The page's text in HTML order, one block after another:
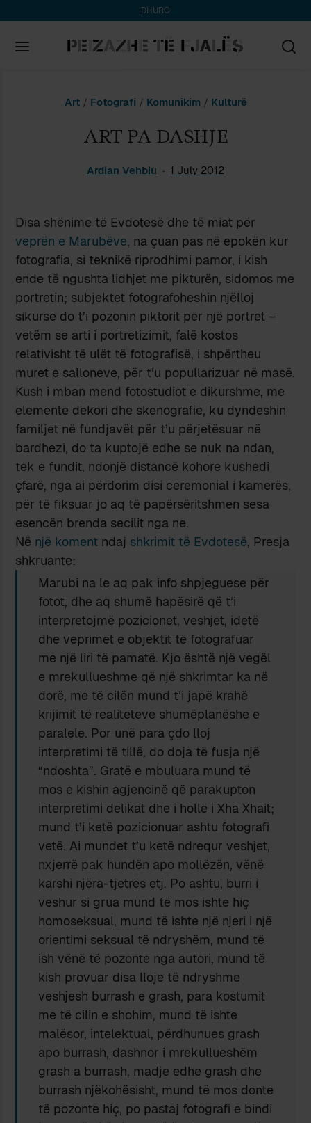
DHURO
Art/ Fotografi / Komunikim / Kulturë
ART PA DASHJE
Ardian Vehbiu 1 July 2012
Disa shënime të Evdotesë dhe të miat për
veprën e Marubëve, na çuan pas në epokën kur
fotografia, si teknikë riprodhimi pamor, i kish
ende të ngushta lidhjet me pikturën, sidomos me
portretin; subjektet fotografoheshin njëlloj
sikurse do t’i pozonin piktorit për një portret –
vetëm se arti i portretizimit, falë kostos
relativisht të ulët të fotografisë, i shpërtheu
muret e salloneve, për t’u popullarizuar në masë.
Kush i mban mend fotostudiot e dikurshme, me
elemente dekori dhe skenografie, ku dyndeshin
familjet në fundjavët për t’u përjetësuar në
bardhezi, do ta kuptojë edhe se nuk na ndan,
tek e fundit, ndonjë distancë kohore kushedi
çfarë, nga ai përdorim disi ceremonial i kamerës,
për të fiksuar jo aq të papërsëritshmen sesa
esencën brenda secilit nga ne.
Në një koment ndaj shkrimit të Evdotesë, Presja
shkruante:
Marubi na le aq pak info shpjeguese për
fotot, dhe aq shumë hapësirë që t’i
interpretojmë pozicionet, veshjet, idetë
dhe veprimet e objektit të fotografuar
me një liri të pamatë. Kjo është një vegël
e mrekullueshme që një shkrimtar ka në
dorë, me të cilën mund t’i japë krahë
krijimit të realiteteve shumëplanëshe e
paralele. Por unë para çdo lloj
interpretimi të tillë, do doja të fusja një
“ndoshta”. Gratë e mbuluara mund të
mos e kishin agjencinë që parakupton
interpretimi delikat dhe i hollë i Xha Xhait;
mund t’i ketë pozicionuar ashtu fotografi
vetë. Ai mundet t’u ketë ndrequr veshjet,
nxjerrë pak hundën apo mollëzën, vënë
karshi njëra-tjetrës etj. Po ashtu, burri i
veshur si grua mund të mos ishte hiç
homoseksual, mund të ishte një njeri i një
orientimi seksual të ndryshëm, mund të
ish vënë të pozonte nga autori, mund të
kish provuar disa lloje të ndryshme
veshjesh burrash e grash, para kostumit
me të cilin e shohim, mund të ishte
malësor, intelektual, përdhunues grash
apo burrash, dashnor i mrekullueshëm
grash a burrash, madje edhe grash dhe
burrash njëkohësisht, mund të mos donte
të pozonte hiç, po pastaj fotografi e bindi